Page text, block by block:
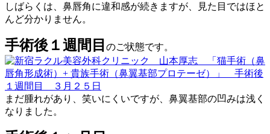
しばらくは、鼻唇角に違和感が続きますが、見た目ではほと
んど分かりません。
手術後１週間目 のご状態です。
まだ腫れがあり、笑いにくいですが、鼻翼基部の凹みは浅く
なりました。